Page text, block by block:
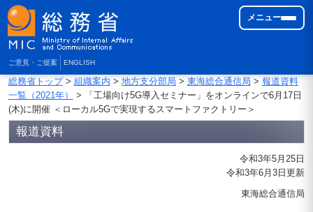
ご意見・ご提案 ENGLISH
メニュー
総務省トップ> 組織案内 > 地方支分部局 > 東海総合通信局 > 報道資料
一覧（2021年）
> 「工場向け5G導入セミナー」をオンラインで6月17日
(木)に開催 ＜ローカル5Gで実現するスマートファクトリー＞
報道資料
令和3年5月25日
令和3年6月3日更新
東海総合通信局